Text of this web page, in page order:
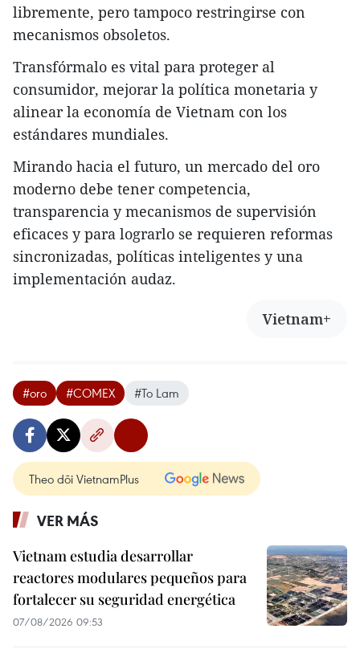
libremente, pero tampoco restringirse con
mecanismos obsoletos.
Transfórmalo es vital para proteger al
consumidor, mejorar la política monetaria y
alinear la economía de Vietnam con los
estándares mundiales.
Mirando hacia el futuro, un mercado del oro
moderno debe tener competencia,
transparencia y mecanismos de supervisión
eficaces y para lograrlo se requieren reformas
sincronizadas, políticas inteligentes y una
implementación audaz.
Vietnam+
#oro #COMEX #To Lam
Theo dõi VietnamPlus
VER MÁS
Vietnam estudia desarrollar
reactores modulares pequeños para
fortalecer su seguridad energética
07/08/2026 09:53